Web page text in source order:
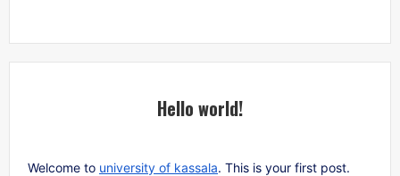
Hello world!
Welcome to university of kassala. This is your first post.